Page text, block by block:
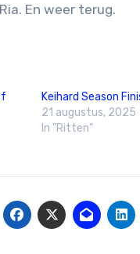
En weer terug.
Keihard Season
21 augustus, 2025
In "Ritten"